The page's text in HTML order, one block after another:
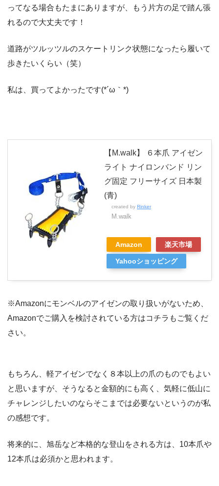
ってなる場合もたまにありますが、もう片方の足で踏ん張
れるので大丈夫です！
道路がツルッツルのスケートリンク状態になったら履いて
歩きたいくらい（笑）
私は、買ってよかったです(*´ω｀*)
【M.walk】 ６本爪 アイゼン
ライト ナイロンバンド リン
グ固定 フリーサイズ 日本製
(青)
created by Rinker
M.walk
Amazon 楽天市場
Yahooショッピング
※Amazonにモンベルのアイゼンの取り扱いがないため、
Amazonでご購入を検討されている方はコチラもご覧くだ
さい。
もちろん、軽アイゼンでなく８本以上の爪のものでもよい
と思いますが、そうなると金額的にも高く、気軽に低山に
チャレンジしたいのならそこまでは必要ないというのが私
の感想です。
将来的に、旭岳など本格的な登山をされる方は、10本爪や
12本爪は必須かと思われます。